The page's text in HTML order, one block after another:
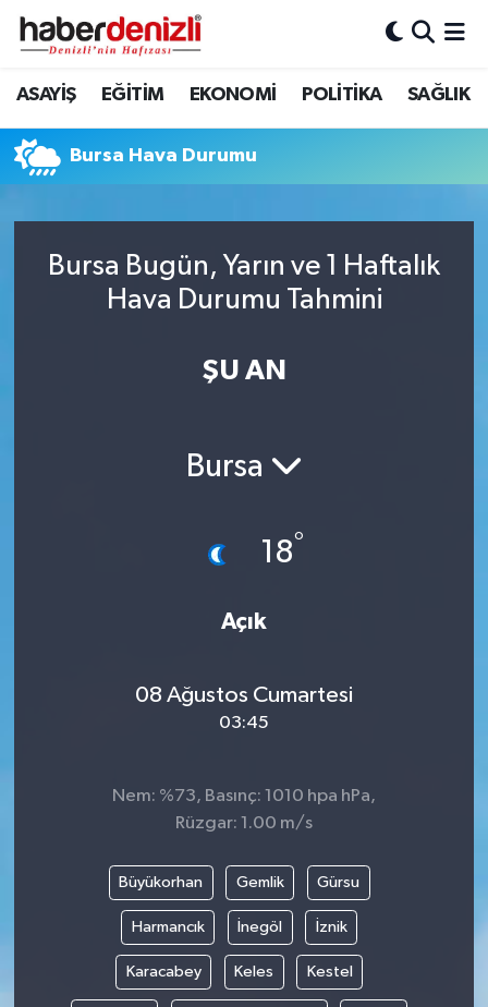
ASAYİŞ EĞİTİM EKONOMİ POLİTİKA SAĞLIK
Bursa Hava Durumu
Bursa Bugün, Yarın ve 1 Haftalık
Hava Durumu Tahmini
ŞU AN
Bursa
18°
Açık
08 Ağustos Cumartesi
03:45
Nem: %73, Basınç: 1010 hpa hPa,
Rüzgar: 1.00 m/s
Büyükorhan Gemlik Gürsu
Harmancık İnegöl İznik
Karacabey Keles Kestel
Denizli Nöbetçi Eczaneler
Tüm Manşetler
Son Dakika Haberleri